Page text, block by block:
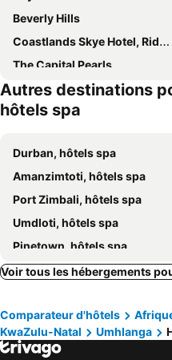
Beverly Hills
Coastlands Skye Hotel, Ridgeside, Umhlanga
The Capital Pearls
The Quartz
Cozy Nest Guest House
Blue Waters Hotel
Luxe Avondale Boutique Hotel
Luxe Musgrave Boutique Hotel
Garden Court Marine Parade
Andaluz
Coastlands Musgrave Hotel
Venti Dell'Est
The Tropical Hut Lodges Westville
Autres destinations
hôtels spa
Durban, hôtels spa
Amanzimtoti, hôtels spa
Port Zimbali, hôtels spa
Umdloti, hôtels spa
Pinetown, hôtels spa
Westville, hôtels spa
Westbrook, hôtels spa
Blythedale Beach, hôtels spa
Voir tous les hébergements
Comparateur d'hôtels
KwaZulu-Natal
Umhlanga